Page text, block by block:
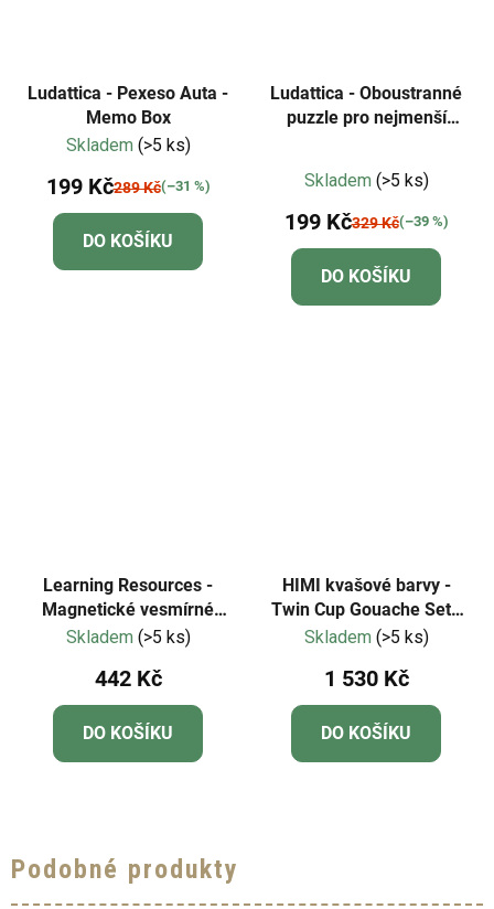
Ludattica - Pexeso Auta -
Memo Box
Skladem (>5 ks)
199 Kč289 Kč(–31 %)
DO KOŠÍKU
Ludattica - Oboustranné
puzzle pro nejmenší
hodnocení
produktu
je
5,0
z
Skladem (>5 ks)
199 Kč329 Kč(–39 %)
DO KOŠÍKU
Learning Resources -
Magnetické vesmírné
sudoku
Skladem (>5 ks)
442 Kč
DO KOŠÍKU
HIMI kvašové barvy -
Twin Cup Gouache Set -
112 Colours - white
Skladem (>5 ks)
1 530 Kč
DO KOŠÍKU
Podobné produkty